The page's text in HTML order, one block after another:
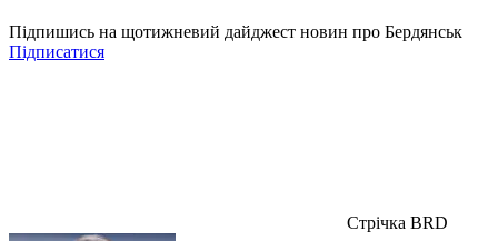
Підпишись на щотижневий дайджест новин про Бердянськ
Підписатися
Стрічка BRD